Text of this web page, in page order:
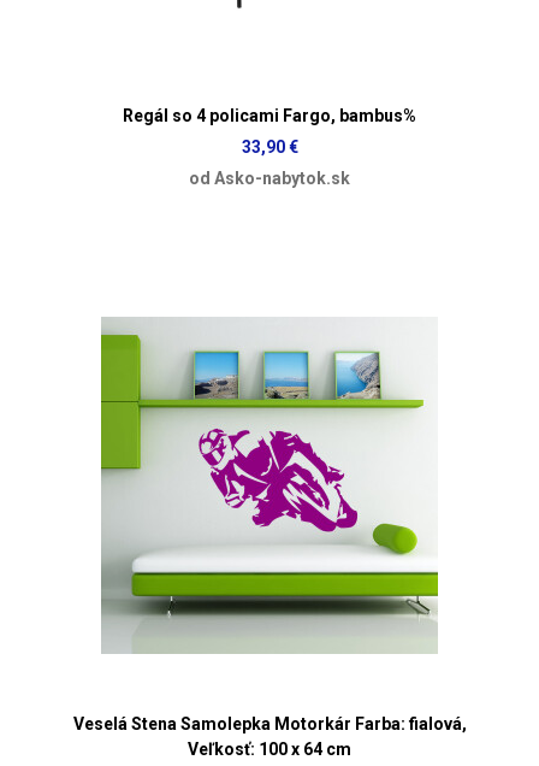
Regál so 4 policami Fargo, bambus%
33,90 €
od Asko-nabytok.sk
Veselá Stena Samolepka Motorkár Farba: fialová,
Veľkosť: 100 x 64 cm